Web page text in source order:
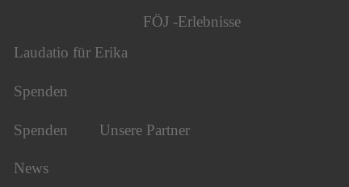
FÖJ -Erlebnisse
Laudatio für Erika
Spenden
Spenden Unsere Partner
News